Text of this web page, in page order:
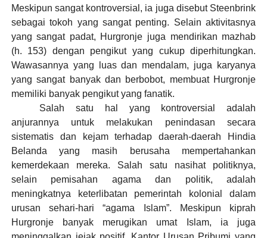
Meskipun sangat kontroversial, ia juga disebut Steenbrink
sebagai tokoh yang sangat penting. Selain aktivitasnya
yang sangat padat, Hurgronje juga mendirikan mazhab
(h. 153) dengan pengikut yang cukup diperhitungkan.
Wawasannya yang luas dan mendalam, juga karyanya
yang sangat banyak dan berbobot, membuat Hurgronje
memiliki banyak pengikut yang fanatik.
Salah satu hal yang kontroversial adalah
anjurannya untuk melakukan penindasan secara
sistematis dan kejam terhadap daerah-daerah Hindia
Belanda yang masih berusaha mempertahankan
kemerdekaan mereka. Salah satu nasihat politiknya,
selain pemisahan agama dan politik, adalah
meningkatnya keterlibatan pemerintah kolonial dalam
urusan sehari-hari “agama Islam”. Meskipun kiprah
Hurgronje banyak merugikan umat Islam, ia juga